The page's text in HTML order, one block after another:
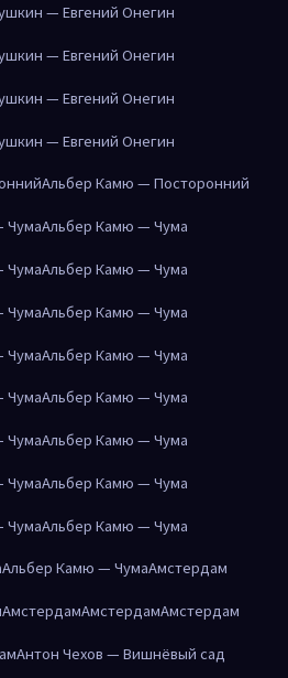
— Евгений Онегин
— Евгений Онегин
— Евгений Онегин
— Евгений Онегин
Альбер Камю — Посторонний
ЧумаАльбер Камю — Чума
ЧумаАльбер Камю — Чума
ЧумаАльбер Камю — Чума
ЧумаАльбер Камю — Чума
ЧумаАльбер Камю — Чума
ЧумаАльбер Камю — Чума
ЧумаАльбер Камю — Чума
ЧумаАльбер Камю — Чума
Альбер Камю — ЧумаАмстердам
АмстердамАмстердамАмстердам
Антон Чехов — Вишнёвый сад